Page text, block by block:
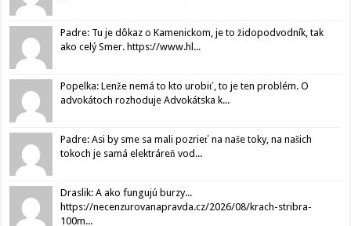
Padre: Tu je dôkaz o Kamenickom, je to židopodvodník, tak
ako celý Smer. https://www.hl...
Popelka: Lenže nemá to kto urobiť, to je ten problém. O
advokátoch rozhoduje Advokátska k...
Padre: Asi by sme sa mali pozrieť na naše toky, na našich
tokoch je samá elektráreň vod...
Draslik: A ako fungujú burzy...
https://necenzurovanapravda.cz/2026/08/krach-stribra-
100m...